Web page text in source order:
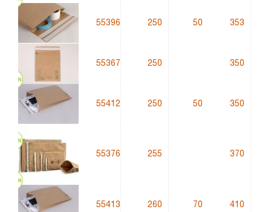
55396 250 50 353
55367 250 350
55412 250 50 350
55376 255 370
55413 260 70 410